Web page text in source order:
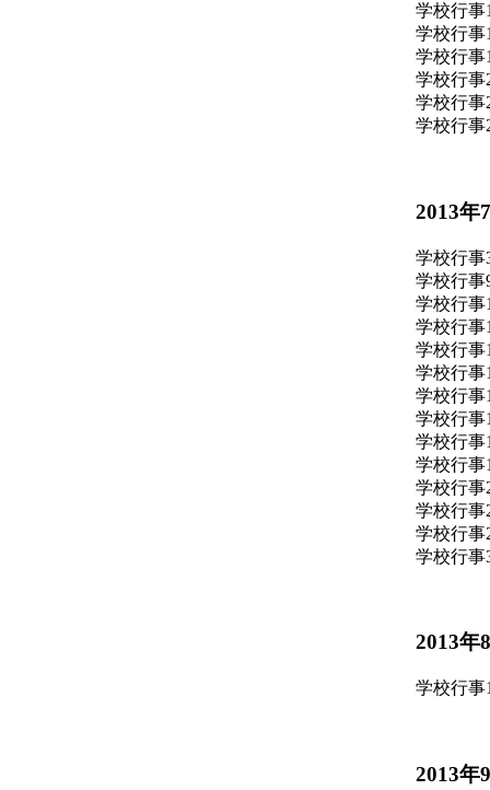
学校行事
学校行事
学校行事
学校行事
学校行事
学校行事
2013年
学校行事
学校行事
学校行事
学校行事
学校行事
学校行事
学校行事
学校行事
学校行事
学校行事
学校行事
学校行事
学校行事
学校行事
2013年
学校行事
2013年